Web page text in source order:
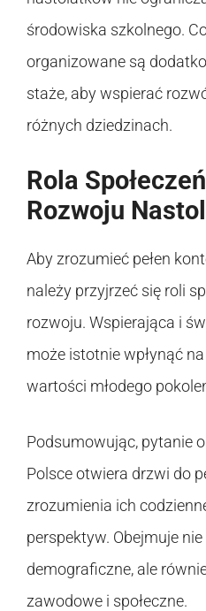
środowiska szkolnego.
organizowane są
staże, aby wspierać
różnych dziedzinach.
Rola
Rozwoju
Aby zrozumieć pełen
należy przyjrzeć się roli
rozwoju. Wspierająca i
może istotnie wpłynąć
wartości młodego
Podsumowując, pytanie
Polsce otwiera drzwi do
zrozumienia ich
perspektyw. Obejmuje
demograficzne, ale
zawodowe i społeczne.